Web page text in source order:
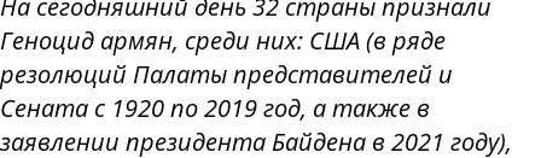
На сегодняшний день 32 страны признали
Геноцид армян, среди них: США (в ряде
резолюций Палаты представителей и
Сената с 1920 по 2019 год, а также в
заявлении президента Байдена в 2021 году),